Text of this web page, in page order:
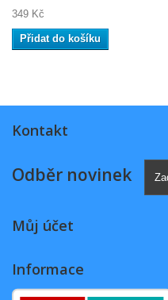
349 Kč
Přidat do košíku
Kontakt
Odběr novinek
Můj účet
Informace